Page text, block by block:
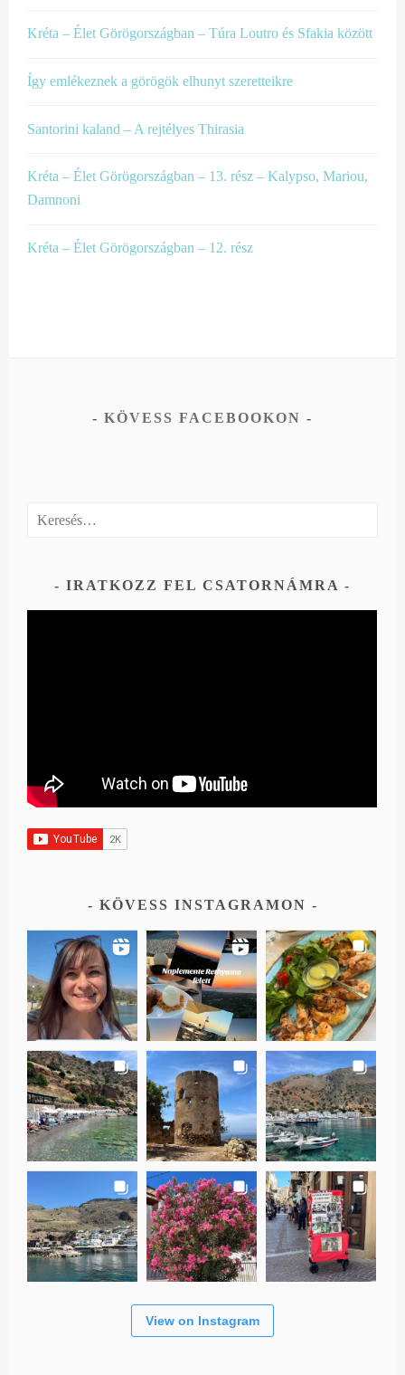
Kréta – Élet Görögországban – Túra Loutro és Sfakia között
Így emlékeznek a görögök elhunyt szeretteikre
Santorini kaland – A rejtélyes Thirasia
Kréta – Élet Görögországban – 13. rész – Kalypso, Mariou,
Damnoni
Kréta – Élet Görögországban – 12. rész
KÖVESS FACEBOOKON
Keresés:
IRATKOZZ FEL CSATORNÁMRA
KÖVESS INSTAGRAMON
View on Instagram